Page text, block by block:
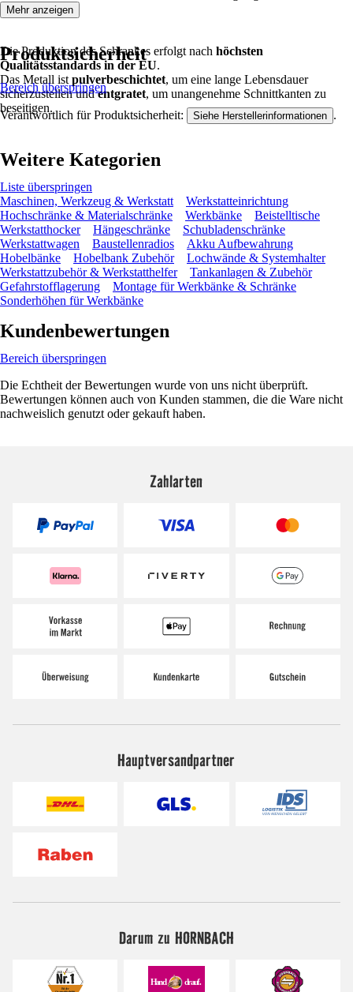
Die Produktion des Schrankes erfolgt nach höchsten
Qualitätsstandards in der EU.
Das Metall ist pulverbeschichtet, um eine lange Lebensdauer
sicherzustellen undentgratet, um unangenehme Schnittkanten zu
beseitigen.
Mehr anzeigen
Produktsicherheit
Bereich überspringen
Verantwortlich für Produktsicherheit: Siehe Herstellerinformationen .
Weitere Kategorien
Liste überspringen
Maschinen, Werkzeug & Werkstatt
Werkstatteinrichtung
Hochschränke & Materialschränke
Werkbänke
Beistelltische
Werkstatthocker
Hängeschränke
Schubladenschränke
Werkstattwagen
Baustellenradios
Akku Aufbewahrung
Hobelbänke
Hobelbank Zubehör
Lochwände & Systemhalter
Werkstattzubehör & Werkstatthelfer
Tankanlagen & Zubehör
Gefahrstofflagerung
Montage für Werkbänke & Schränke
Sonderhöhen für Werkbänke
Kundenbewertungen
Bereich überspringen
Die Echtheit der Bewertungen wurde von uns nicht überprüft.
Bewertungen können auch von Kunden stammen, die die Ware nicht
nachweislich genutzt oder gekauft haben.
Zahlarten
Hauptversandpartner
Darum zu HORNBACH